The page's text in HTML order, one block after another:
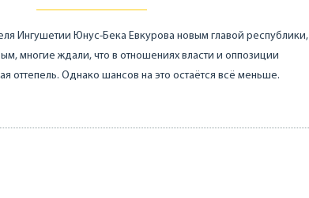
Ингушетии Юнус-Бека Евкурова новым главой республики,
многие ждали, что в отношениях власти и оппозиции
оттепель. Однако шансов на это остаётся всё меньше.